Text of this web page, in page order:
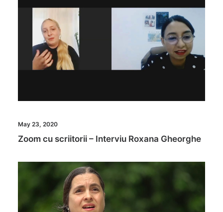
May 23, 2020
Zoom cu scriitorii – Interviu Roxana Gheorghe